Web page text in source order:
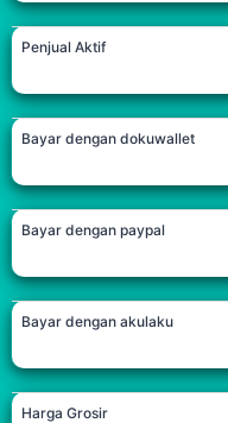
Penjual Aktif
Bayar dengan dokuwallet
Bayar dengan paypal
Bayar dengan akulaku
Harga Grosir